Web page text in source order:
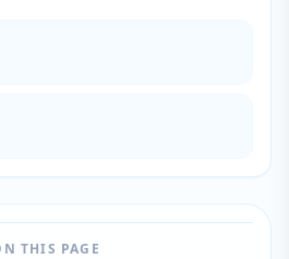
THIS PAGE